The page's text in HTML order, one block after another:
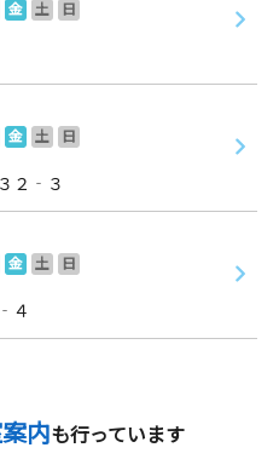
金 土
日
金 土
日
２‐３
金 土
日
４
内も行っています